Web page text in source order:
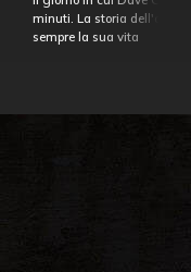
minuti. La storia
sempre la sua vita